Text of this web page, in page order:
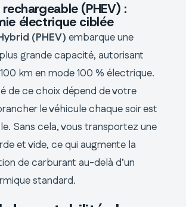
rechargeable (PHEV) :
électrique ciblée
(PHEV) embarque une
grande capacité, autorisant
km en mode 100 % électrique.
de ce choix dépend de votre
le véhicule chaque soir est
Sans cela, vous transportez une
et vide, ce qui augmente la
de carburant au-delà d’un
standard.